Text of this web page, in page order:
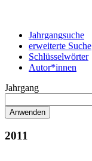
Jahrgangsuche
erweiterte Suche
Schlüsselwörter
Autor*innen
Jahrgang
2011